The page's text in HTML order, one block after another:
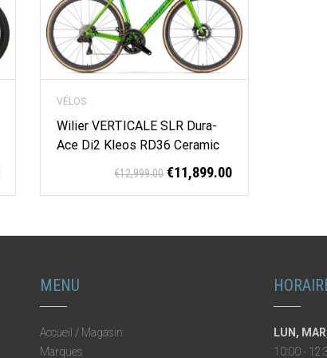
VÉLOS
Wilier VERTICALE SLR Dura-
Ace Di2 Kleos RD36 Ceramic
€12,999.00 €11,899.00
MENU
Accueil / Magasin
Marques
LUN,
10:00 -